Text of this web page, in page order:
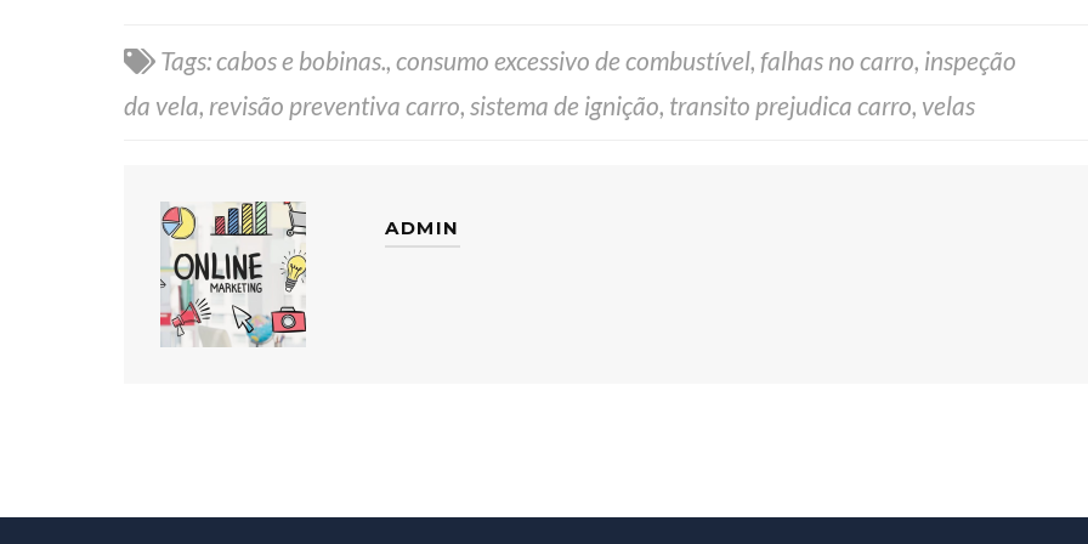
Tags:cabos e bobinas., consumo excessivo de combustível, falhas no carro, inspeção
da vela, revisão preventiva carro, sistema de ignição, transito prejudica carro, velas
ADMIN